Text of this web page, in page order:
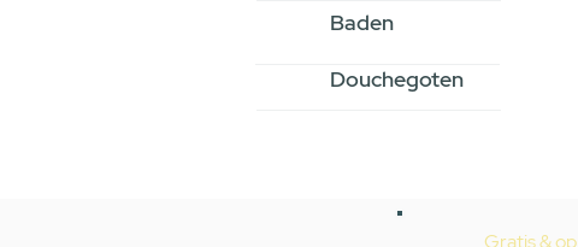
Baden
Douchegoten
Gratis & op